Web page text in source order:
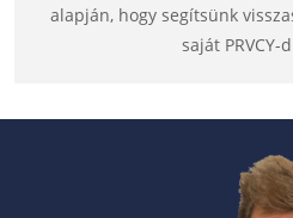
alapján, hogy segítsünk
saját PRVCY-